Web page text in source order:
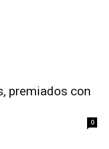
premiados con
0